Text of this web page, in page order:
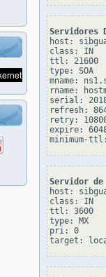
Servidores
host:
class: IN
ttl: 21600
type: SOA
mname:
rname:
serial:
refresh:
retry:
expire:
Servidor de
host:
class: IN
ttl: 3600
type: MX
pri: 0